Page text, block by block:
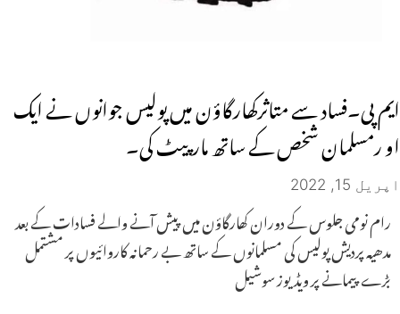
ایم پی۔فساد سے متاثرکھارگاؤن میں پولیس جوانوں نے ایک
او رمسلمان شخص کے ساتھ مارپیٹ کی۔
اپریل 15, 2022
رام نومی جلوس کے دوران کھارگاؤن میں پیش آنے والے فسادات کے بعد
مدھیہ پردیش پولیس کی مسلمانوں کے ساتھ بے رحمانہ کاروائیوں پر مشتمل
بڑے پیمانے پر ویڈیوز سوشیل